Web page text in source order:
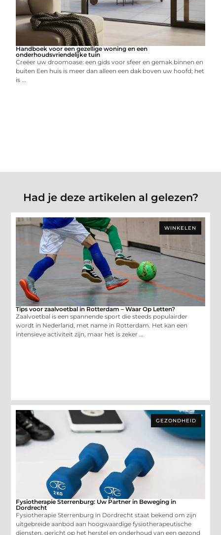
Handboek voor een gezellige woning en een
onderhoudsvriendelijke tuin
Creëer uw droomoase: een gids voor sfeer en gemak binnen en
buiten Een huis is meer dan alleen een dak boven uw hoofd; het
is ...
Had je deze artikelen al gelezen?
WINKELEN
Tips voor zaalvoetbal in Rotterdam – Waar Op Letten?
Zaalvoetbal is een spannende sport die steeds populairder
wordt in Nederland, met name in Rotterdam. Het kan een
intensieve activiteit zijn, maar het is zeker ...
GEZONDHEID
Fysiotherapie Sterrenburg: Uw Partner in Beweging in
Dordrecht
Fysiotherapie Sterrenburg in Dordrecht staat bekend om zijn
uitgebreide aanbod aan hoogwaardige fysiotherapeutische
diensten, gericht op het herstel en onderhoud van een gezond